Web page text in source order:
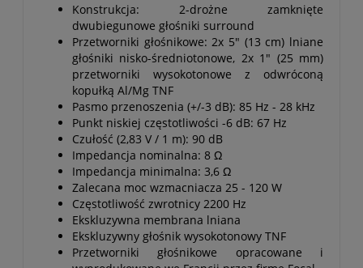
Konstrukcja: 2-drożne zamknięte
dwubiegunowe głośniki surround
Przetworniki głośnikowe: 2x 5" (13 cm) lniane
głośniki nisko-średniotonowe, 2x 1" (25 mm)
przetworniki wysokotonowe z odwróconą
kopułką Al/Mg TNF
Pasmo przenoszenia (+/-3 dB): 85 Hz - 28 kHz
Punkt niskiej częstotliwości -6 dB: 67 Hz
Czułość (2,83 V / 1 m): 90 dB
Impedancja nominalna: 8 Ω
Impedancja minimalna: 3,6 Ω
Zalecana moc wzmacniacza 25 - 120 W
Częstotliwość zwrotnicy 2200 Hz
Ekskluzywna membrana lniana
Ekskluzywny głośnik wysokotonowy TNF
Przetworniki głośnikowe opracowane i